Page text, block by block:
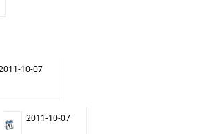
10-07
2011-10-07